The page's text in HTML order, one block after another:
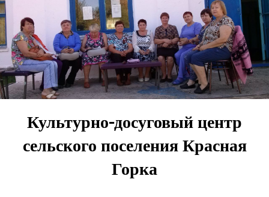
Перейти
к
содержимому
Культурно-досуговый центр
сельского поселения Красная
Горка